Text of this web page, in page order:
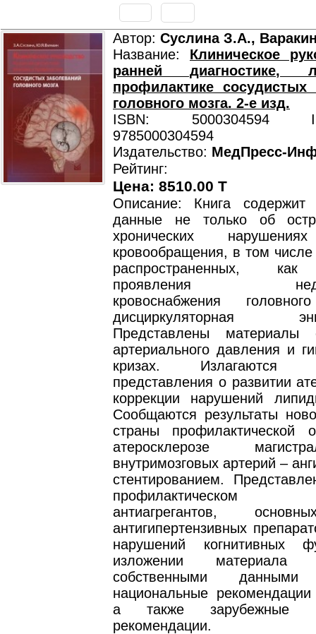
Автор: Суслина З.А.,
Название: Клиническое
ранней диагностике,
профилактике сосудистых
головного мозга. 2-е изд.
ISBN: 5000304594
9785000304594
Издательство: МедПресс-
Рейтинг:
Цена: 8510.00 T
Описание: Книга содержит
данные не только об
хронических
кровообращения, в том
распространенных,
проявления
кровоснабжения
дисциркуляторная
Представлены материалы
артериального давления и
кризах. Излагаются
представления о развитии
коррекции нарушений
Сообщаются результаты
страны профилактической
атеросклерозе
внутримозговых артерий –
стентированием.
профилактическом
антиагрегантов,
антигипертензивных
нарушений когнитивных
изложении
собственными данными
национальные рекомендации
а также зарубежные
рекомендации.